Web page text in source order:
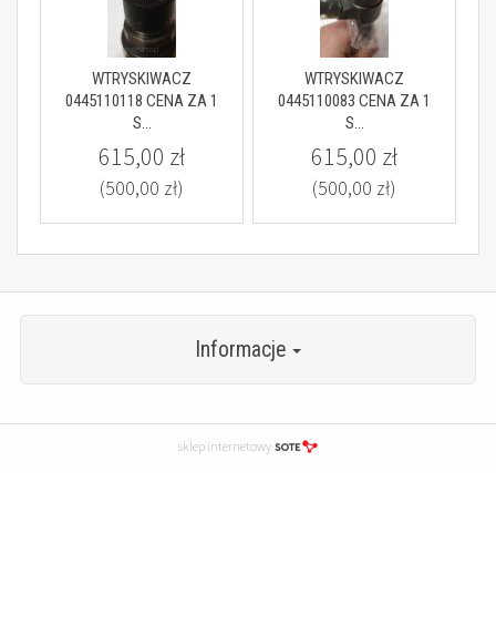
WTRYSKIWACZ
0445110118 CENA ZA 1
S...
615,00 zł
(500,00 zł)
WTRYSKIWACZ
0445110083 CENA ZA 1
S...
615,00 zł
(500,00 zł)
Informacje
sklep internetowy